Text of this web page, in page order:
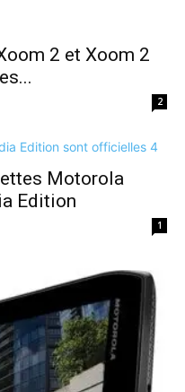
2 et Xoom 2
2
Motorola
Edition
1